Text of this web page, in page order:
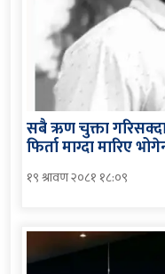
सबै ऋण चुक्ता
फिर्ता माग्दा मारिए
१९ श्रावण २०८१ १८:०९